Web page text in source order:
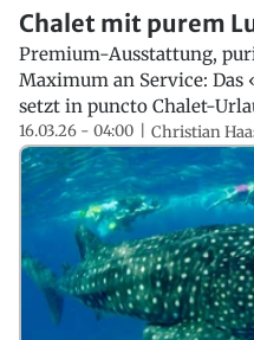
Chalet mit purem
Premium-Ausstattung,
Maximum an Service:
setzt in puncto Chalet-
16.03.26 - 04:00 Christian